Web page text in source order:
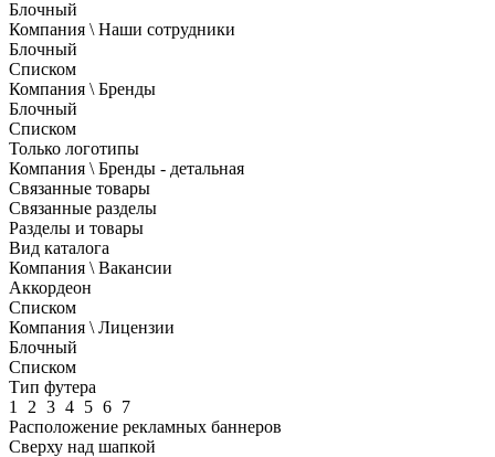
Блочный
Компания \ Наши сотрудники
Блочный
Списком
Компания \ Бренды
Блочный
Списком
Только логотипы
Компания \ Бренды - детальная
Связанные товары
Связанные разделы
Разделы и товары
Вид каталога
Компания \ Вакансии
Аккордеон
Списком
Компания \ Лицензии
Блочный
Списком
Тип футера
1
2 3 4 5 6 7
Расположение рекламных баннеров
Сверху над шапкой